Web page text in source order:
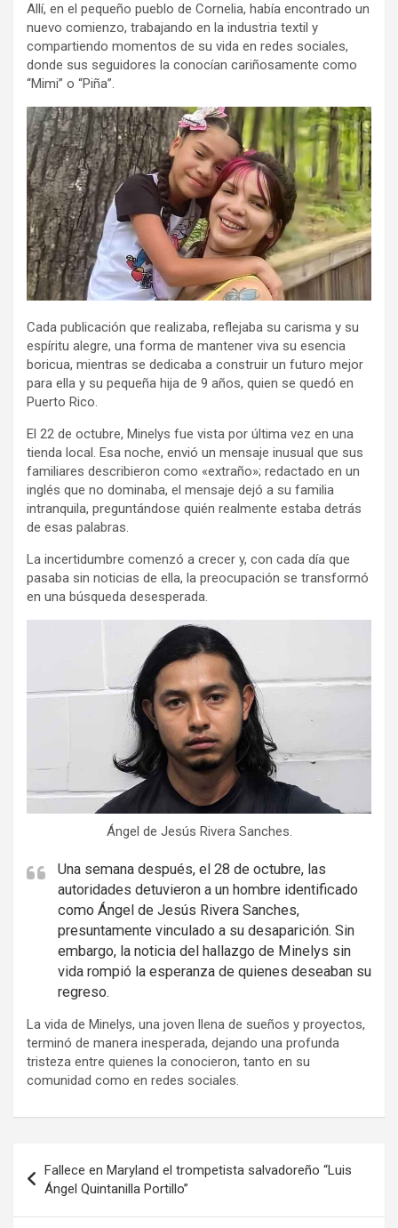
Allí, en el pequeño pueblo de Cornelia, había encontrado un
nuevo comienzo, trabajando en la industria textil y
compartiendo momentos de su vida en redes sociales,
donde sus seguidores la conocían cariñosamente como
“Mimi” o “Piña”.
Cada publicación que realizaba, reflejaba su carisma y su
espíritu alegre, una forma de mantener viva su esencia
boricua, mientras se dedicaba a construir un futuro mejor
para ella y su pequeña hija de 9 años, quien se quedó en
Puerto Rico.
El 22 de octubre, Minelys fue vista por última vez en una
tienda local. Esa noche, envió un mensaje inusual que sus
familiares describieron como «extraño»; redactado en un
inglés que no dominaba, el mensaje dejó a su familia
intranquila, preguntándose quién realmente estaba detrás
de esas palabras.
La incertidumbre comenzó a crecer y, con cada día que
pasaba sin noticias de ella, la preocupación se transformó
en una búsqueda desesperada.
Ángel de Jesús Rivera Sanches.
Una semana después, el 28 de octubre, las
autoridades detuvieron a un hombre identificado
como Ángel de Jesús Rivera Sanches,
presuntamente vinculado a su desaparición. Sin
embargo, la noticia del hallazgo de Minelys sin
vida rompió la esperanza de quienes deseaban su
regreso.
La vida de Minelys, una joven llena de sueños y proyectos,
terminó de manera inesperada, dejando una profunda
tristeza entre quienes la conocieron, tanto en su
comunidad como en redes sociales.
de
entradas
Fallece en Maryland el trompetista salvadoreño “Luis
Ángel Quintanilla Portillo”